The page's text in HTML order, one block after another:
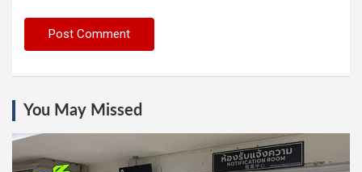
You May Missed